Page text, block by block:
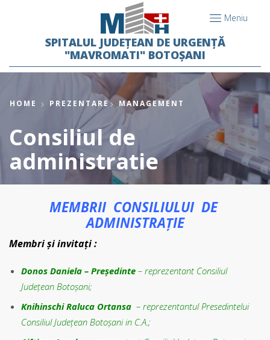
Meniu
SPITALUL JUDEȚEAN DE URGENȚĂ
"MAVROMATI" BOTOȘANI
HOME PREZENTARE MANAGEMENT
Consiliul de
administratie
MEMBRII CONSILIULUI DE
ADMINISTRAȚIE
Membri și invitați :
Donos Daniela – Președinte – reprezentant Consiliul
Județean Botoșani;
Knihinschi Raluca Ortansa – reprezentantul Presedintelui
Consiliul Județean Botoșani in C.A.;